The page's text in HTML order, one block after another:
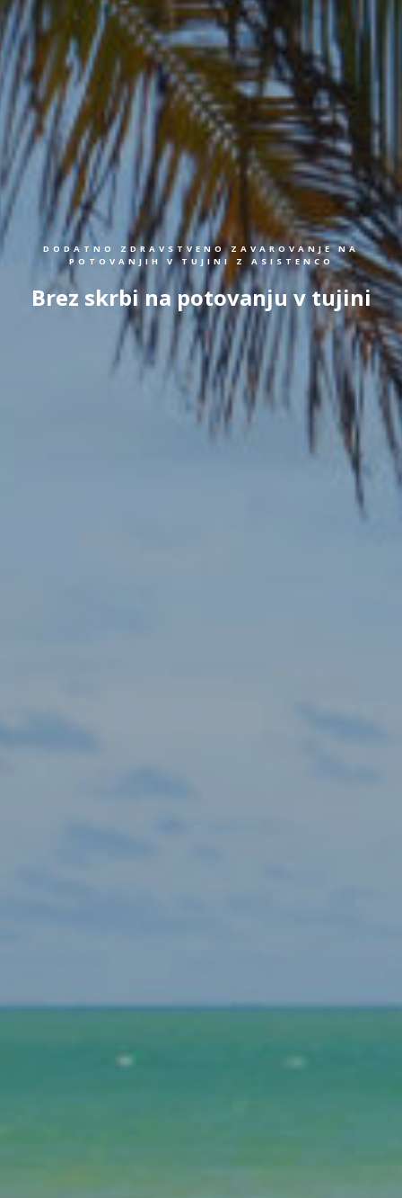
DODATNO ZDRAVSTVENO ZAVAROVANJE NA
POTOVANJIH V TUJINI Z ASISTENCO
Brez skrbi na potovanju v tujini